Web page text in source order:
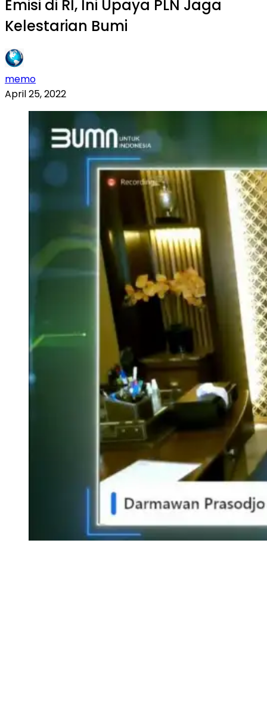
Emisi di RI, Ini Upaya PLN Jaga
Kelestarian Bumi
memo
April 25, 2022